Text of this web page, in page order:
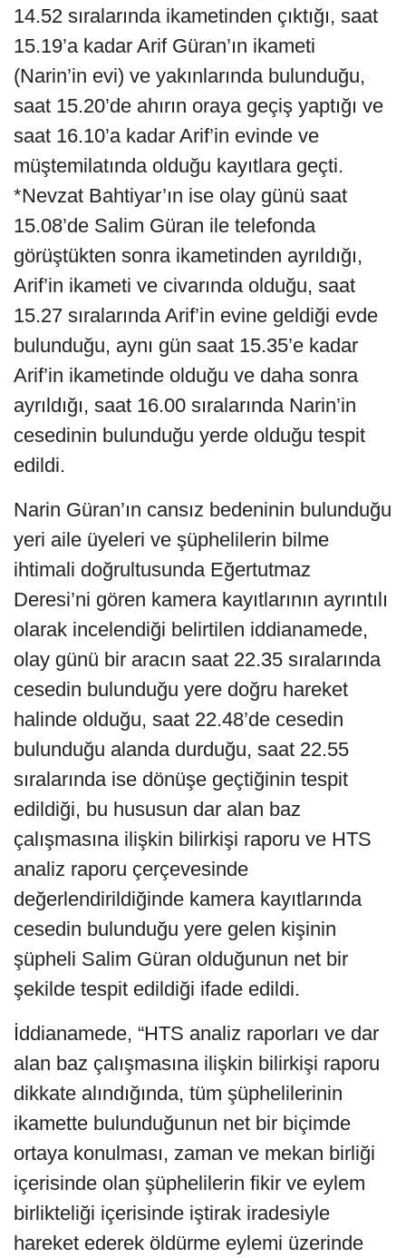
14.52 sıralarında ikametinden çıktığı, saat
15.19’a kadar Arif Güran’ın ikameti
(Narin’in evi) ve yakınlarında bulunduğu,
saat 15.20’de ahırın oraya geçiş yaptığı ve
saat 16.10’a kadar Arif’in evinde ve
müştemilatında olduğu kayıtlara geçti.
*Nevzat Bahtiyar’ın ise olay günü saat
15.08’de Salim Güran ile telefonda
görüştükten sonra ikametinden ayrıldığı,
Arif’in ikameti ve civarında olduğu, saat
15.27 sıralarında Arif’in evine geldiği evde
bulunduğu, aynı gün saat 15.35’e kadar
Arif’in ikametinde olduğu ve daha sonra
ayrıldığı, saat 16.00 sıralarında Narin’in
cesedinin bulunduğu yerde olduğu tespit
edildi.
Narin Güran’ın cansız bedeninin bulunduğu
yeri aile üyeleri ve şüphelilerin bilme
ihtimali doğrultusunda Eğertutmaz
Deresi’ni gören kamera kayıtlarının ayrıntılı
olarak incelendiği belirtilen iddianamede,
olay günü bir aracın saat 22.35 sıralarında
cesedin bulunduğu yere doğru hareket
halinde olduğu, saat 22.48’de cesedin
bulunduğu alanda durduğu, saat 22.55
sıralarında ise dönüşe geçtiğinin tespit
edildiği, bu hususun dar alan baz
çalışmasına ilişkin bilirkişi raporu ve HTS
analiz raporu çerçevesinde
değerlendirildiğinde kamera kayıtlarında
cesedin bulunduğu yere gelen kişinin
şüpheli Salim Güran olduğunun net bir
şekilde tespit edildiği ifade edildi.
İddianamede, “HTS analiz raporları ve dar
alan baz çalışmasına ilişkin bilirkişi raporu
dikkate alındığında, tüm şüphelilerinin
ikamette bulunduğunun net bir biçimde
ortaya konulması, zaman ve mekan birliği
içerisinde olan şüphelilerin fikir ve eylem
birlikteliği içerisinde iştirak iradesiyle
hareket ederek öldürme eylemi üzerinde